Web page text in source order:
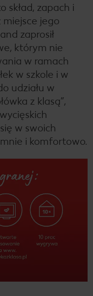
skład, zapach i
miejsce jego
zaprosił
którym nie
w ramach
w szkole i w
udziału w
z klasą”,
w swoich
i komfortowo.